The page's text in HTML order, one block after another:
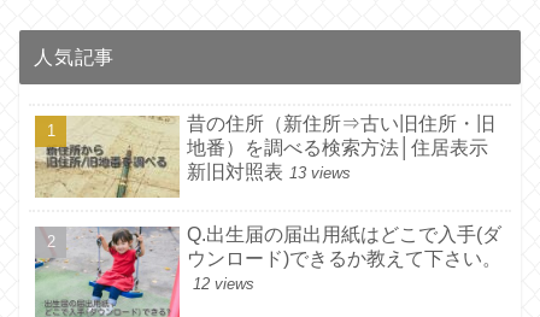
人気記事
昔の住所（新住所⇒古い旧住所・旧
地番）を調べる検索方法│住居表示
新旧対照表 13 views
Q.出生届の届出用紙はどこで入手(ダ
ウンロード)できるか教えて下さい。
12 views